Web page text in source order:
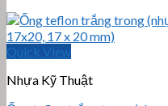
Quick View
Nhựa Kỹ Thuật